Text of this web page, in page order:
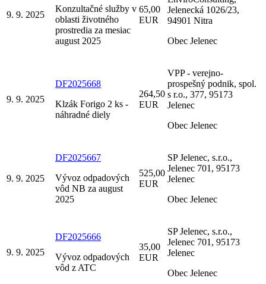
9. 9. 2025
Konzultačné služby v
oblasti životného
prostredia za mesiac
august 2025
65,00
EUR
Jelenecká 1026/23,
94901 Nitra
Obec Jelenec
9. 9. 2025
DF2025668
Klzák Forigo 2 ks -
náhradné diely
264,50
EUR
VPP - verejno-
prospešný podnik, spol.
s r.o., 377, 95173
Jelenec
Obec Jelenec
9. 9. 2025
DF2025667
Vývoz odpadových
vôd NB za august
2025
525,00
EUR
SP Jelenec, s.r.o.,
Jelenec 701, 95173
Jelenec
Obec Jelenec
9. 9. 2025
DF2025666
Vývoz odpadových
vôd z ATC
35,00
EUR
SP Jelenec, s.r.o.,
Jelenec 701, 95173
Jelenec
Obec Jelenec